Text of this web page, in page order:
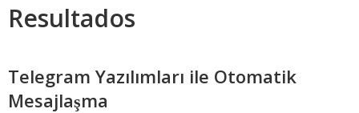
Resultados
Telegram Yazılımları ile Otomatik
Mesajlaşma